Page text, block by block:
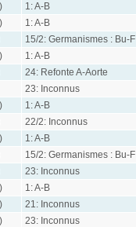
1: A-B
1: A-B
15/2: Germanismes : Bu-F
1: A-B
24: Refonte A-Aorte
23: Inconnus
1: A-B
22/2: Inconnus
1: A-B
15/2: Germanismes : Bu-F
23: Inconnus
1: A-B
21: Inconnus
23: Inconnus